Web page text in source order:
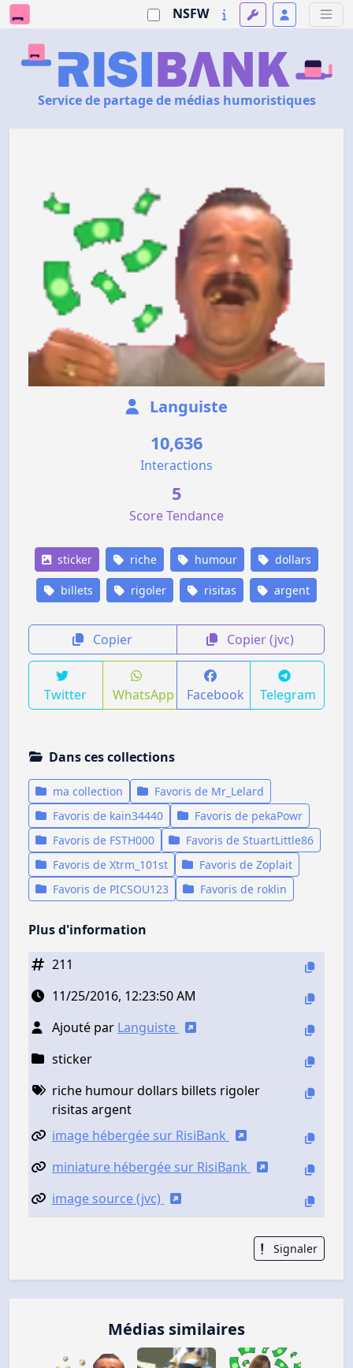
NSFW
Service de partage de médias humoristiques
Languiste
10,636
Interactions
5
Score Tendance
sticker riche humour dollars
billets rigoler risitas argent
Copier Copier (jvc)
Twitter WhatsApp Facebook Telegram
Dans ces collections
ma collection
Favoris de Mr_Lelard
Favoris de kain34440
Favoris de pekaPowr
Favoris de FSTH000
Favoris de StuartLittle86
Favoris de Xtrm_101st
Favoris de Zoplait
Favoris de PICSOU123
Favoris de roklin
Plus d'information
211
11/25/2016, 12:23:50 AM
Ajouté par Languiste
sticker
riche humour dollars billets rigoler
risitas argent
image hébergée sur RisiBank
miniature hébergée sur RisiBank
image source (jvc)
Signaler
Médias similaires